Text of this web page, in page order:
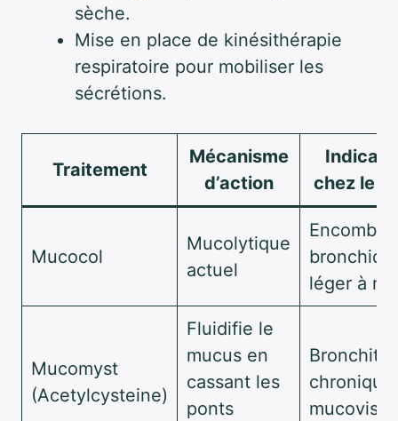
sèche.
Mise en place de kinésithérapie
respiratoire pour mobiliser les
sécrétions.
Traitement
Mécanisme
d’action
chez le
Mucocol
Mucolytique
actuel
léger à
Mucomyst
(Acetylcysteine)
Fluidifie le
mucus en
cassant les
ponts
Bronchite
chronique,